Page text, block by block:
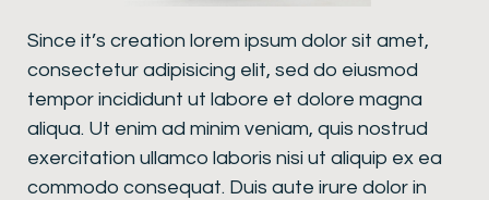
Since it’s creation lorem ipsum dolor sit amet,
consectetur adipisicing elit, sed do eiusmod
tempor incididunt ut labore et dolore magna
aliqua. Ut enim ad minim veniam, quis nostrud
exercitation ullamco laboris nisi ut aliquip ex ea
commodo consequat. Duis aute irure dolor in